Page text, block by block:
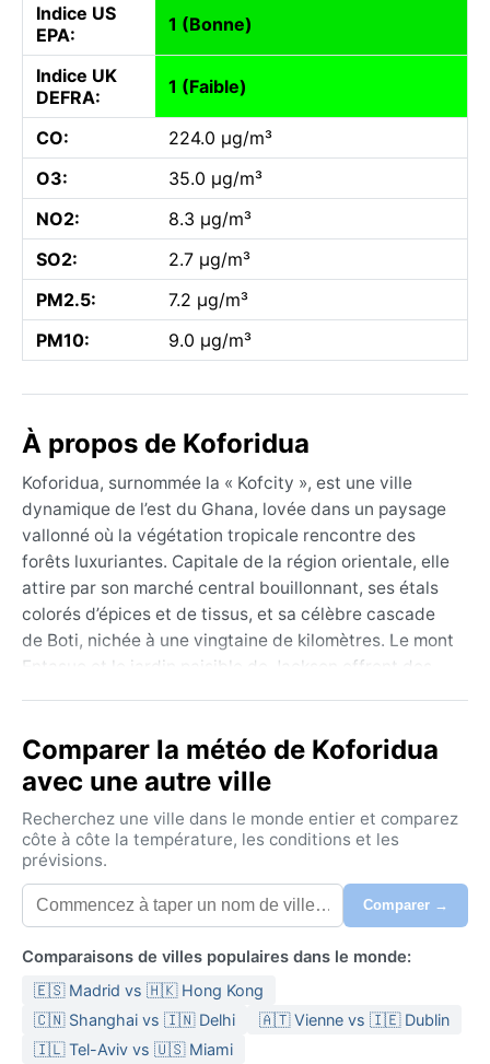
Indice US
EPA:
1 (Bonne)
Indice UK
DEFRA:
1 (Faible)
CO:
224.0 µg/m³
O3:
35.0 µg/m³
NO2:
8.3 µg/m³
SO2:
2.7 µg/m³
PM2.5:
7.2 µg/m³
PM10:
9.0 µg/m³
À propos de Koforidua
Koforidua, surnommée la « Kofcity », est une ville
dynamique de l’est du Ghana, lovée dans un paysage
vallonné où la végétation tropicale rencontre des
forêts luxuriantes. Capitale de la région orientale, elle
attire par son marché central bouillonnant, ses étals
colorés d’épices et de tissus, et sa célèbre cascade
de Boti, nichée à une vingtaine de kilomètres. Le mont
Entasuo et le jardin paisible de Jackson offrent des
akan. Géographiquement, la ville s’élève à environ
300 mètres d’altitude, ce qui lui confère une légère
fraîcheur relative par rapport aux plaines côtières.
Sous le climat tropical de savane (Köppen Aw),
Koforidua connaît deux saisons bien marquées. La
saison sèche, de novembre à mars, apporte des
journées chaudes et ensoleillées, avec des
plus fraîches. La saison des pluies s’étend d’avril à
octobre, avec un pic humide en juin-juillet, où les
précipitations dépassent 200 mm par mois. L’humidité
reste élevée toute l’année, oscillant entre 70 et 90 %.
Comparer la météo de Koforidua
avec une autre ville
Recherchez une ville dans le monde entier et comparez
côte à côte la température, les conditions et les
prévisions.
Comparer →
Comparaisons de villes populaires dans le monde:
🇪🇸 Madrid vs 🇭🇰 Hong Kong
🇨🇳 Shanghai vs 🇮🇳 Delhi
🇦🇹 Vienne vs 🇮🇪 Dublin
🇮🇱 Tel-Aviv vs 🇺🇸 Miami